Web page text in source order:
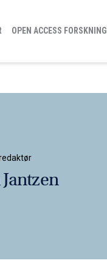
OPEN ACCESS FORSKNING